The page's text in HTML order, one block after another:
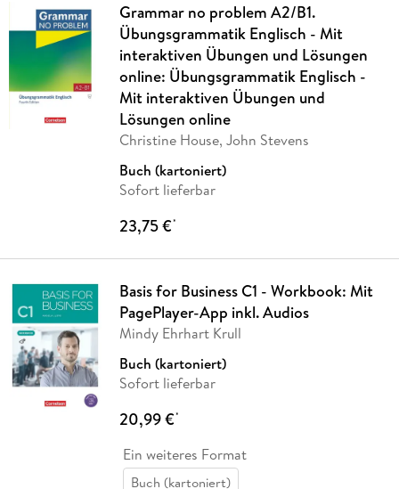
Grammar no problem A2/B1.
Übungsgrammatik Englisch - Mit
interaktiven Übungen und Lösungen
online: Übungsgrammatik Englisch -
Mit interaktiven Übungen und
Lösungen online
Christine House, John Stevens
Buch (kartoniert)
Sofort lieferbar
23,75 €*
Basis for Business C1 - Workbook: Mit
PagePlayer-App inkl. Audios
Mindy Ehrhart Krull
Buch (kartoniert)
Sofort lieferbar
20,99 €*
Ein weiteres Format
Buch (kartoniert)